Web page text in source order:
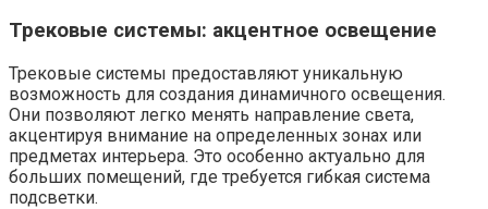
Трековые системы: акцентное освещение
Трековые системы предоставляют уникальную
возможность для создания динамичного освещения.
Они позволяют легко менять направление света,
акцентируя внимание на определенных зонах или
предметах интерьера. Это особенно актуально для
больших помещений, где требуется гибкая система
подсветки.